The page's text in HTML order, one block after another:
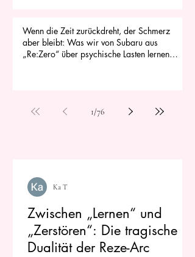
Wenn die Zeit zurückdreht, der Schmerz
aber bleibt: Was wir von Subaru aus
„Re:Zero“ über psychische Lasten lernen
1/76
Zwischen „Lernen“ und
„Zerstören“: Die tragische
Dualität der Reze-Arc
Ka T